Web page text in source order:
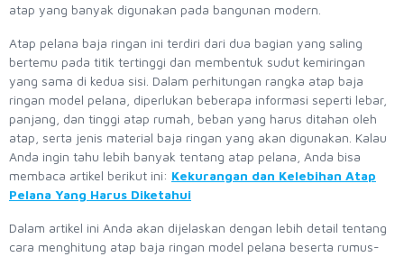
atap yang banyak digunakan pada bangunan modern.
Atap pelana baja ringan ini terdiri dari dua bagian yang saling
bertemu pada titik tertinggi dan membentuk sudut kemiringan
yang sama di kedua sisi. Dalam perhitungan rangka atap baja
ringan model pelana, diperlukan beberapa informasi seperti lebar,
panjang, dan tinggi atap rumah, beban yang harus ditahan oleh
atap, serta jenis material baja ringan yang akan digunakan. Kalau
Anda ingin tahu lebih banyak tentang atap pelana, Anda bisa
membaca artikel berikut ini: Kekurangan dan Kelebihan Atap
Pelana Yang Harus Diketahui
Dalam artikel ini Anda akan dijelaskan dengan lebih detail tentang
cara menghitung atap baja ringan model pelana beserta rumus-